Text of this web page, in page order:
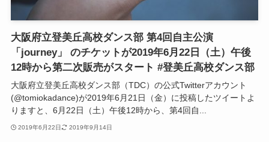
大阪府立登美丘高校ダンス部 第4回自主公演
「journey」 のチケットが2019年6月22日（土）午後
12時から第二次販売がスタート #登美丘高校ダンス部
大阪府立登美丘高校ダンス部（TDC）の公式Twitterアカウント
(@tomiokadance)が2019年6月21日（金）に投稿したツイートよ
りますと、6月22日（土）午後12時から、第4回自...
2019年6月22日 2019年9月14日